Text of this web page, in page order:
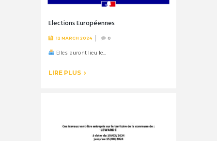
Elections Européennes
12 MARCH 2024 0
Elles auront lieu le...
LIRE PLUS